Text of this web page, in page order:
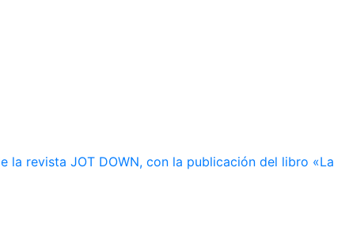
la revista JOT DOWN, con la publicación del libro «La